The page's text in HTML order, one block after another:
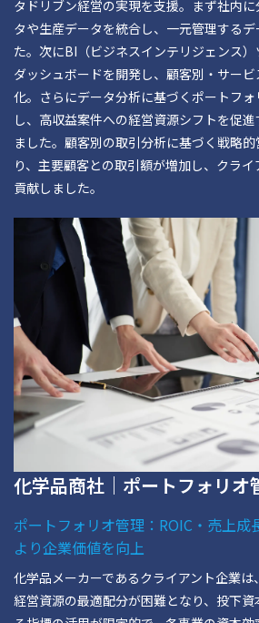
タドリブン経営の実現を支援。まず社内
タや生産データを統合し、一元管理する
た。次にBI（ビジネスインテリジェンス
ダッシュボードを開発し、顧客別・サー
化。さらにデータ分析に基づくポートフ
し、高収益案件への経営資源シフトを促
ました。顧客別の取引分析に基づく戦略
り、主要顧客との取引額が増加し、クラ
貢献しました。
化学品商社｜ポートフォリオ
ポートフォリオ管理：ROIC・売上成
より企業価値を向上
化学品メーカーであるクライアント企業
経営資源の最適配分が困難となり、投下